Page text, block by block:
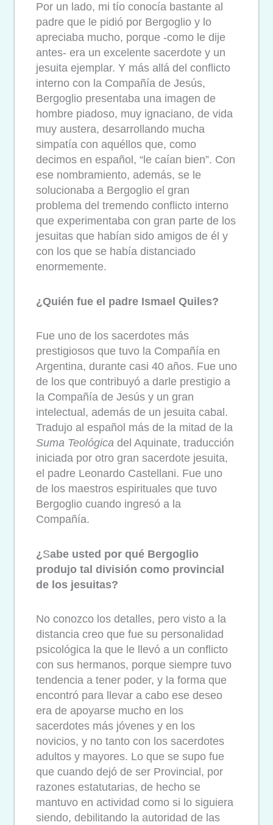
Por un lado, mi tío conocía bastante al
padre que le pidió por Bergoglio y lo
apreciaba mucho, porque -como le dije
antes- era un excelente sacerdote y un
jesuita ejemplar. Y más allá del conflicto
interno con la Compañía de Jesús,
Bergoglio presentaba una imagen de
hombre piadoso, muy ignaciano, de vida
muy austera, desarrollando mucha
simpatía con aquéllos que, como
decimos en español, “le caían bien”. Con
ese nombramiento, además, se le
solucionaba a Bergoglio el gran
problema del tremendo conflicto interno
que experimentaba con gran parte de los
jesuitas que habían sido amigos de él y
con los que se había distanciado
enormemente.
¿Quién fue el padre Ismael Quiles?
Fue uno de los sacerdotes más
prestigiosos que tuvo la Compañía en
Argentina, durante casi 40 años. Fue uno
de los que contribuyó a darle prestigio a
la Compañía de Jesús y un gran
intelectual, además de un jesuita cabal.
Tradujo al español más de la mitad de la
Suma Teológica del Aquinate, traducción
iniciada por otro gran sacerdote jesuita,
el padre Leonardo Castellani. Fue uno
de los maestros espirituales que tuvo
Bergoglio cuando ingresó a la
Compañía.
¿ Sabe usted por qué Bergoglio
produjo tal división como provincial
de los jesuitas?
No conozco los detalles, pero visto a la
distancia creo que fue su personalidad
psicológica la que le llevó a un conflicto
con sus hermanos, porque siempre tuvo
tendencia a tener poder, y la forma que
encontró para llevar a cabo ese deseo
era de apoyarse mucho en los
sacerdotes más jóvenes y en los
novicios, y no tanto con los sacerdotes
adultos y mayores. Lo que se supo fue
que cuando dejó de ser Provincial, por
razones estatutarias, de hecho se
mantuvo en actividad como si lo siguiera
siendo, debilitando la autoridad de las